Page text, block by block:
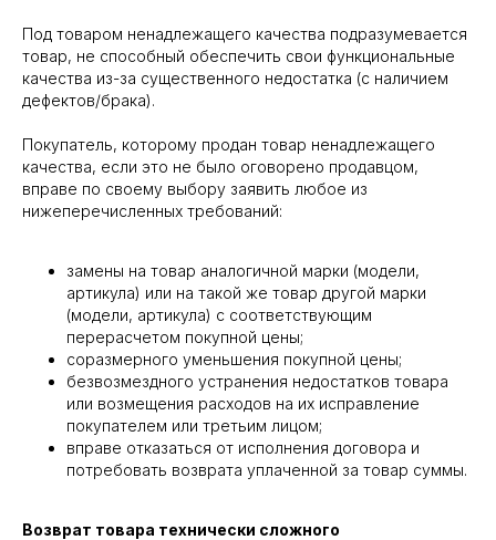
Под товаром ненадлежащего качества подразумевается
товар, не способный обеспечить свои функциональные
качества из-за существенного недостатка (с наличием
дефектов/брака).
Покупатель, которому продан товар ненадлежащего
качества, если это не было оговорено продавцом,
вправе по своему выбору заявить любое из
нижеперечисленных требований:
замены на товар аналогичной марки (модели,
артикула) или на такой же товар другой марки
(модели, артикула) с соответствующим
перерасчетом покупной цены;
соразмерного уменьшения покупной цены;
безвозмездного устранения недостатков товара
или возмещения расходов на их исправление
покупателем или третьим лицом;
вправе отказаться от исполнения договора и
потребовать возврата уплаченной за товар суммы.
Возврат товара технически сложного